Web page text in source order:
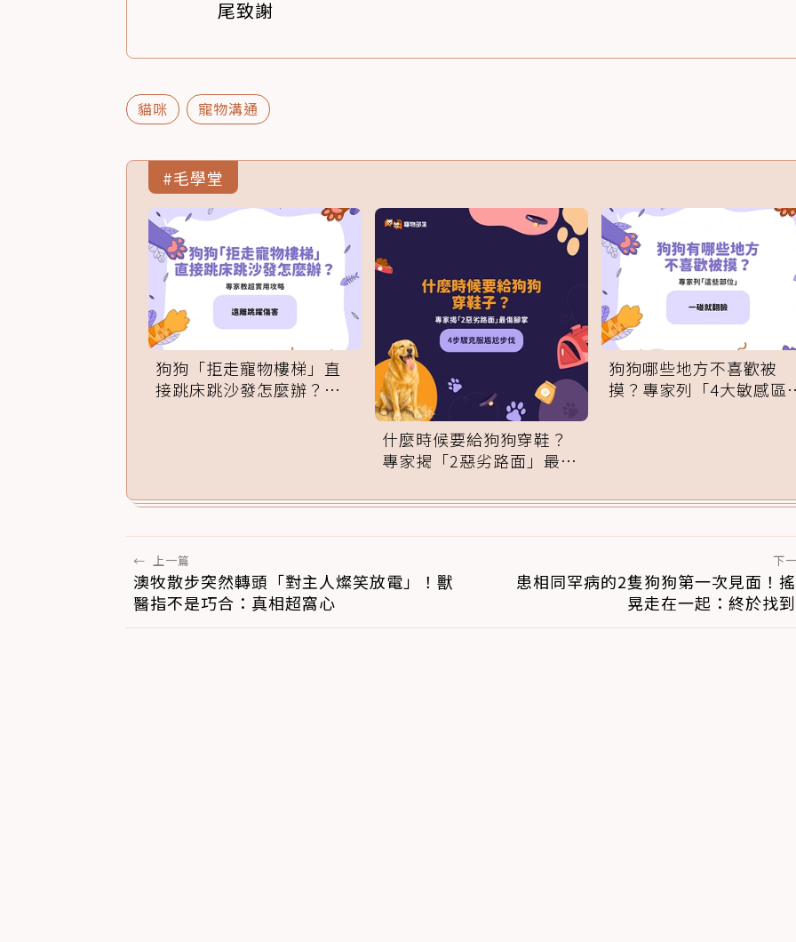
尾致謝
貓咪 寵物溝通
#毛學堂
狗狗「拒走寵物樓梯」直
接跳床跳沙發怎麼辦？專
什麼時候要給狗狗穿鞋？
專家揭「2惡劣路面」最傷
狗狗哪些地方不喜歡被
摸？專家列「4大敏感區
← 上一篇
澳牧散步突然轉頭「對主人燦笑放電」！獸
醫指不是巧合：真相超窩心
下
患相同罕病的2隻狗狗第一次見面！
晃走在一起：終於找